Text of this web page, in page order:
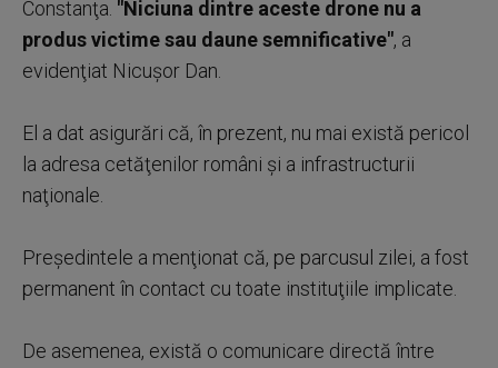
Constanţa. "Niciuna dintre aceste drone nu a
produs victime sau daune semnificative", a
evidenţiat Nicuşor Dan.
El a dat asigurări că, în prezent, nu mai există pericol
la adresa cetăţenilor români şi a infrastructurii
naţionale.
Preşedintele a menţionat că, pe parcusul zilei, a fost
permanent în contact cu toate instituţiile implicate.
De asemenea, există o comunicare directă între